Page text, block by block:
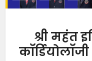
श्री महंत